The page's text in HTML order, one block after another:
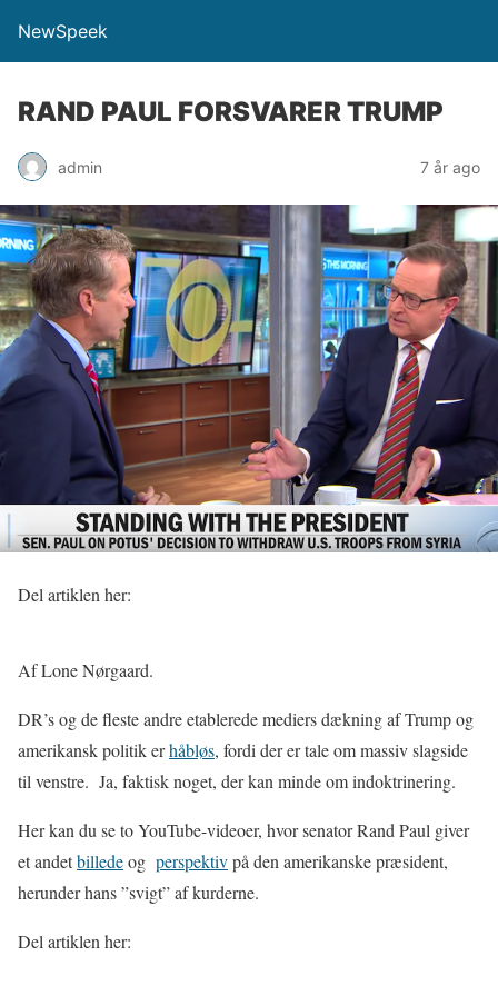
NewSpeek
RAND PAUL FORSVARER TRUMP
admin 7 år ago
Del artiklen her:
Af Lone Nørgaard.
DR’s og de fleste andre etablerede mediers dækning af Trump og
amerikansk politik erhåbløs, fordi der er tale om massiv slagside
til venstre. Ja, faktisk noget, der kan minde om indoktrinering.
Her kan du se to YouTube-videoer, hvor senator Rand Paul giver
et andetbilledeog perspektivpå den amerikanske præsident,
herunder hans ”svigt” af kurderne.
Del artiklen her: